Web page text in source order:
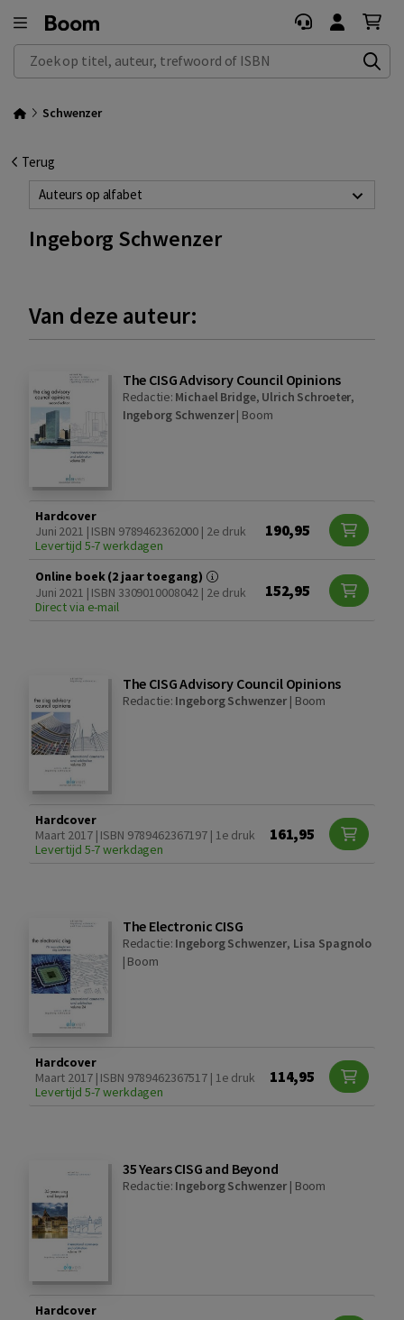
Zoek op titel, auteur, trefwoord of ISBN
Schwenzer
Terug
Auteurs op alfabet
Ingeborg Schwenzer
Van deze auteur:
The CISG Advisory Council Opinions
Redactie: Michael Bridge, Ulrich Schroeter,
Ingeborg Schwenzer| Boom
Hardcover
Juni 2021 | ISBN 9789462362000 | 2e druk
Levertijd 5-7 werkdagen
190,95
Online boek (2 jaar toegang)
Juni 2021 | ISBN 3309010008042 | 2e druk
Direct via e-mail
152,95
The CISG Advisory Council Opinions
Redactie: Ingeborg Schwenzer | Boom
Hardcover
Maart 2017 | ISBN 9789462367197 | 1e druk
Levertijd 5-7 werkdagen
161,95
The Electronic CISG
Redactie: Ingeborg Schwenzer, Lisa Spagnolo
| Boom
Hardcover
Maart 2017 | ISBN 9789462367517 | 1e druk
Levertijd 5-7 werkdagen
114,95
35 Years CISG and Beyond
Redactie: Ingeborg Schwenzer | Boom
Hardcover